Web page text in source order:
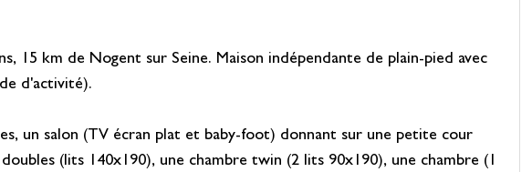
15 km de Nogent sur Seine. Maison indépendante de plain-pied avec
d'activité).
un salon (TV écran plat et baby-foot) donnant sur une petite cour
(lits 140x190), une chambre twin (2 lits 90x190), une chambre (1